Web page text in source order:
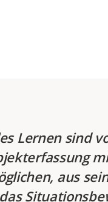
Lernen sind
aus